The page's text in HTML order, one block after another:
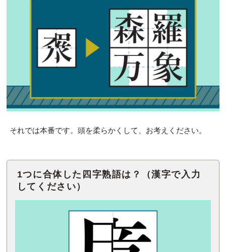
それでは本番です。頭を柔らかくして、お考えください。
1つに合体した四字熟語は？（漢字で入力
してください）